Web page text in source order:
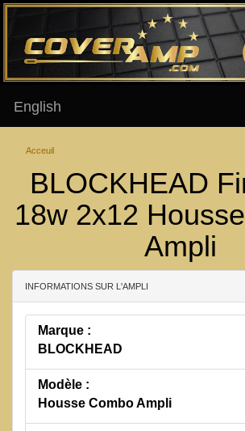
English
Acceuil
BLOCKHEAD
18w 2x12
Ampli
INFORMATIONS SUR L'AMPLI
Marque :
BLOCKHEAD
Modèle :
Housse Combo Ampli